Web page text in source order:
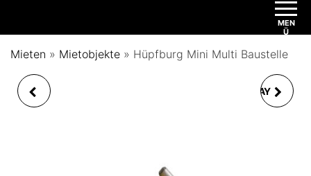
MEN
Ü
Mieten » Mietobjekte » Hüpfburg Mini Multi Baustelle
HÜPFBURG MULTIPLAY